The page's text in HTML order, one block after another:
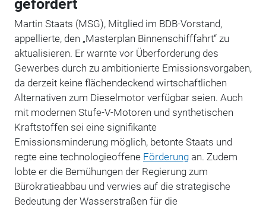
gefordert
Martin Staats (MSG), Mitglied im BDB-Vorstand,
appellierte, den „Masterplan Binnenschifffahrt“ zu
aktualisieren. Er warnte vor Überforderung des
Gewerbes durch zu ambitionierte Emissionsvorgaben,
da derzeit keine flächendeckend wirtschaftlichen
Alternativen zum Dieselmotor verfügbar seien. Auch
mit modernen Stufe-V-Motoren und synthetischen
Kraftstoffen sei eine signifikante
Emissionsminderung möglich, betonte Staats und
regte eine technologieoffene Förderungan. Zudem
lobte er die Bemühungen der Regierung zum
Bürokratieabbau und verwies auf die strategische
Bedeutung der Wasserstraßen für die